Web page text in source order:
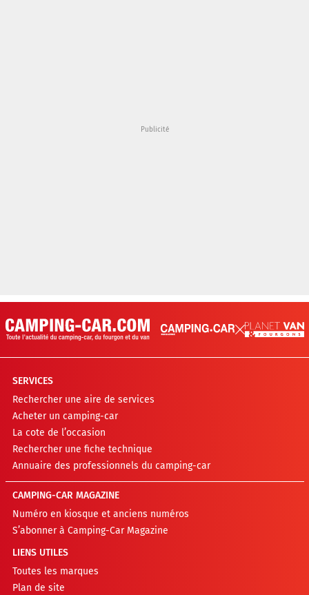
SERVICES
Rechercher une aire de services
Acheter un camping-car
La cote de l’occasion
Rechercher une fiche technique
Annuaire des professionnels du camping-car
CAMPING-CAR MAGAZINE
Numéro en kiosque et anciens numéros
S’abonner à Camping-Car Magazine
LIENS UTILES
Toutes les marques
Plan de site